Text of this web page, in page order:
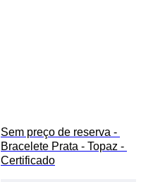
Sem preço de reserva -
Bracelete Prata - Topaz -
Certificado